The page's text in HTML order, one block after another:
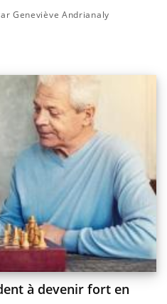
Geneviève Andrianaly
à devenir fort en